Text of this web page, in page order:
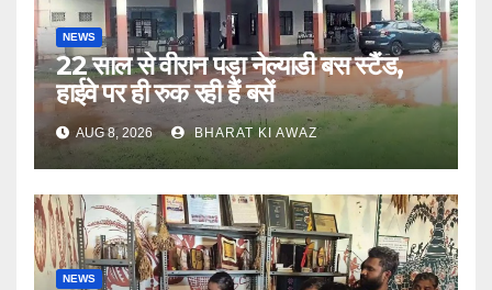
NEWS
22 साल से वीरान पड़ा नेल्याडी बस स्टैंड,
हाईवे पर ही रुक रही हैं बसें
AUG 8, 2026 BHARAT KI AWAZ
NEWS